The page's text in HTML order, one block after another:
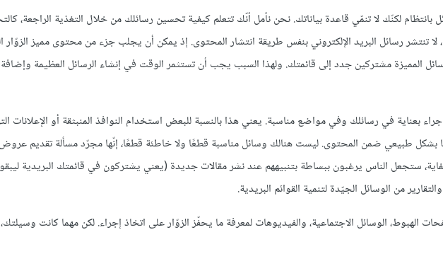
بانتظام لكنّك لا تنمّي قاعدة بياناتك. نحن نأمل أنّك تتعلم كيفية تحسين رسائلك من خلال التغذية الراجعة،
لا تنتشر رسائل البريد الإلكتروني بنفس طريقة انتشار المحتوى. إذ يمكن أن يجلب جزء من محتوى مميز الزوّار
المميزة مشتركين جدد إلى قائمتك. ولهذا السبب يجب أن تستثمر الوقت في إنشاء الرسائل العظيمة
بعناية في رسائلك وفي مواضع مناسبة. يعني هذا بالنسبة للبعض استخدام النوافذ المنبثقة أو الإعلانات
بشكل طبيعي ضمن المحتوى. ليست هنالك وسائل مناسبة قطعًا ولا خاطئة قطعًا، إنّها مجرّد مسألة تقديم
ستجعل الناس يرغبون ببساطة بتنبيههم عند نشر مقالات جديدة (يعني يشتركون في قائمتك البريدية
من الوسائل الجيّدة لتنمية القوائم البريدية.
الهبوط، الوسائل الاجتماعية، والفيديوهات لمعرفة ما يحفّز الزوّار على اتخاذ إجراء. لكن مهما كانت